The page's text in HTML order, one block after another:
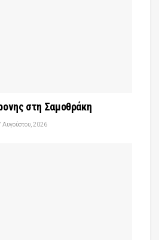
στη Σαμοθράκη
Αυγούστου, 2026